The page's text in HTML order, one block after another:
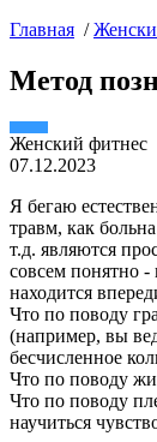
Главная /
Метод
Женский фитнес
07.12.2023
Я бегаю
травм, как
т.д. являются
совсем понятно -
находится
Что по поводу
(например, вы
бесчисленное
Что по поводу
Что по поводу
научиться